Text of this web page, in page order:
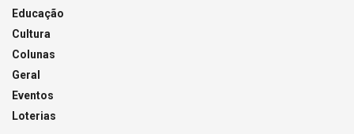
Educação
Cultura
Colunas
Geral
Eventos
Loterias